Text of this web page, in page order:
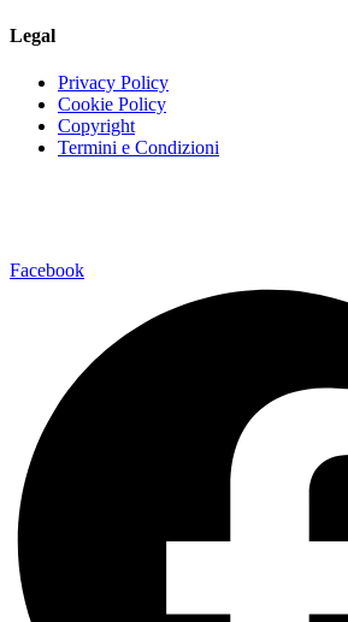
Legal
Privacy Policy
Cookie Policy
Copyright
Termini e Condizioni
Facebook